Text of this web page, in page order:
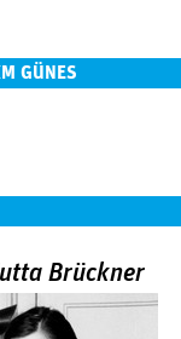
GÜNES
Brückner